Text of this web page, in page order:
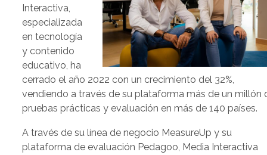
Interactiva,
especializada
en tecnología
y contenido
educativo, ha
cerrado el año 2022 con un crecimiento del 32%,
vendiendo a través de su plataforma más de un millón
pruebas prácticas y evaluación en más de 140 países.
A través de su línea de negocio MeasureUp y su
plataforma de evaluación Pedagoo, Media Interactiva